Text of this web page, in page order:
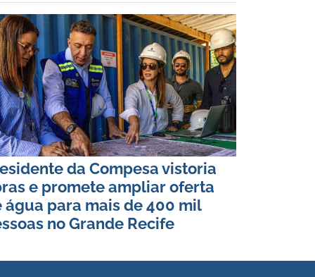
da Compesa vistoria
e promete ampliar oferta
água para mais de 400 mil
no Grande Recife